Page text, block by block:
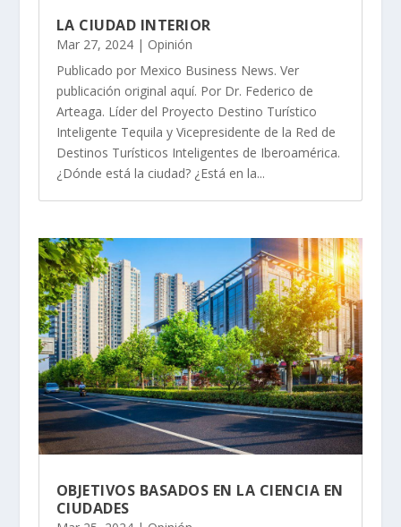
LA CIUDAD INTERIOR
Mar 27, 2024| Opinión
Publicado por Mexico Business News. Ver
publicación original aquí. Por Dr. Federico de
Arteaga. Líder del Proyecto Destino Turístico
Inteligente Tequila y Vicepresidente de la Red de
Destinos Turísticos Inteligentes de Iberoamérica.
¿Dónde está la ciudad? ¿Está en la...
OBJETIVOS BASADOS EN LA CIENCIA EN
CIUDADES